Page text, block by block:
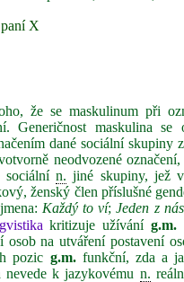
X
že se maskulinum při
Generičnost maskulina
dané sociální skupiny
neodvozené
sociálnín. jiné skupiny, jež
ženský člen příslušné
Každý to ví;Jeden z
kritizuje užíváníg.m.
osob na utváření postavení
pozic g.m.funkční, zda a
nevede k jazykovému n.